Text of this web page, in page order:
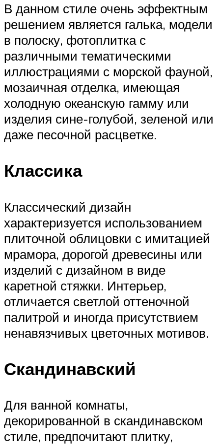
В данном стиле очень эффектным
решением является галька, модели
в полоску, фотоплитка с
различными тематическими
иллюстрациями с морской фауной,
мозаичная отделка, имеющая
холодную океанскую гамму или
изделия сине-голубой, зеленой или
даже песочной расцветке.
Классика
Классический дизайн
характеризуется использованием
плиточной облицовки с имитацией
мрамора, дорогой древесины или
изделий с дизайном в виде
каретной стяжки. Интерьер,
отличается светлой оттеночной
палитрой и иногда присутствием
ненавязчивых цветочных мотивов.
Скандинавский
Для ванной комнаты,
декорированной в скандинавском
стиле, предпочитают плитку,